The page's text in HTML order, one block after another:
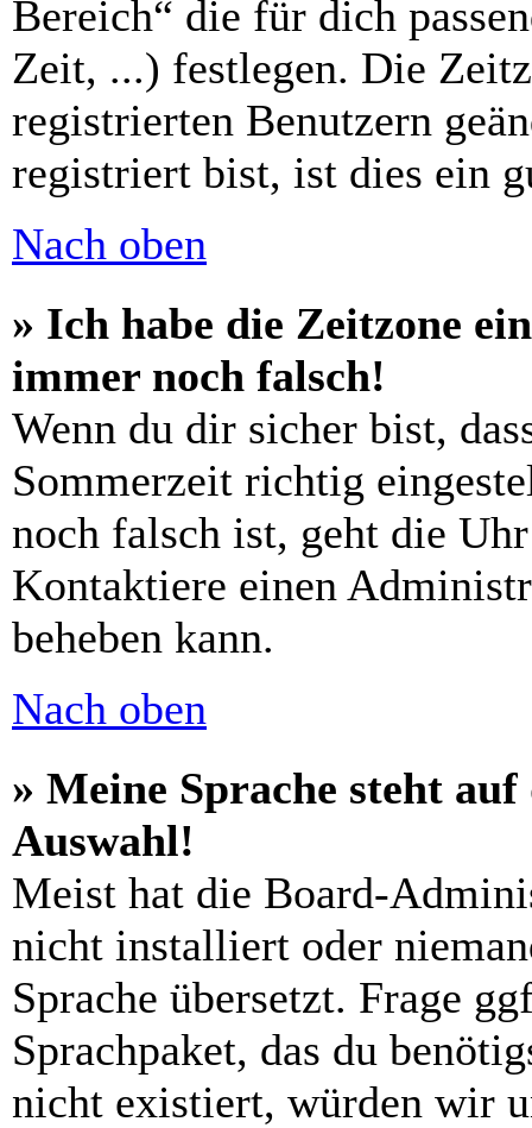
Bereich“ die für dich
Zeit, ...) festlegen. Die
registrierten Benutzern
registriert bist, ist dies ein
Nach oben
» Ich habe die Zeitzone
immer noch falsch!
Wenn du dir sicher bist,
Sommerzeit richtig
noch falsch ist, geht die
Kontaktiere einen
beheben kann.
Nach oben
» Meine Sprache steht
Auswahl!
Meist hat die Board-
nicht installiert oder
Sprache übersetzt. Frage
Sprachpaket, das du
nicht existiert, würden wir